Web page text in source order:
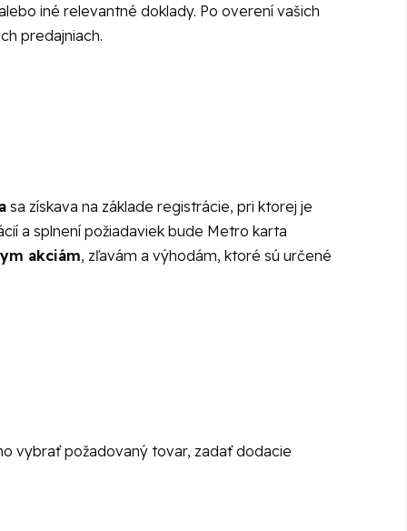
iné relevantné doklady. Po overení vašich
predajniach.
sa získava na základe registrácie, pri ktorej je
a splnení požiadaviek bude Metro karta
akciám, zľavám a výhodám, ktoré sú určené
vybrať požadovaný tovar, zadať dodacie